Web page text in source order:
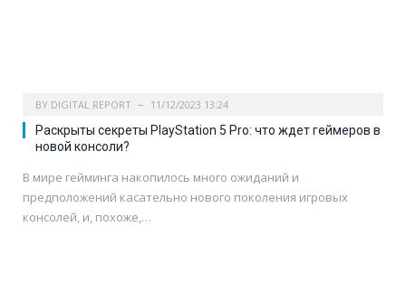
BY DIGITAL REPORT 11/12/2023 13:24
Раскрыты секреты PlayStation 5 Pro: что ждет геймеров в
новой консоли?
В мире гейминга накопилось много ожиданий и
предположений касательно нового поколения игровых
консолей, и, похоже,…